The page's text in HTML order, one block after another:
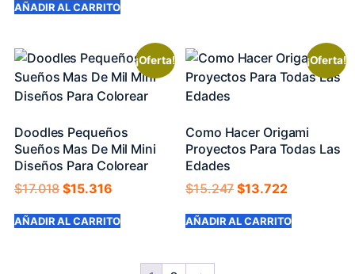
AÑADIR AL CARRITO
¡Oferta!
Doodles Pequeños
Sueños Mas De Mil Mini
Diseños Para Colorear
$17.018$15.316
AÑADIR AL CARRITO
¡Oferta!
Como Hacer Origami
Proyectos Para Todas Las
Edades
$15.247$13.722
AÑADIR AL CARRITO